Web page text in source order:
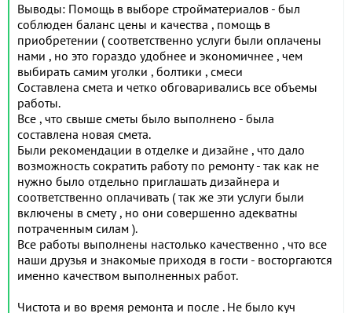
Выводы: Помощь в выборе стройматериалов - был
соблюден баланс цены и качества , помощь в
приобретении ( соответственно услуги были оплачены
нами , но это гораздо удобнее и экономичнее , чем
выбирать самим уголки , болтики , смеси
Составлена смета и четко обговаривались все объемы
работы.
Все , что свыше сметы было выполнено - была
составлена новая смета.
Были рекомендации в отделке и дизайне , что дало
возможность сократить работу по ремонту - так как не
нужно было отдельно приглашать дизайнера и
соответственно оплачивать ( так же эти услуги были
включены в смету , но они совершенно адекватны
потраченным силам ).
Все работы выполнены настолько качественно , что все
наши друзья и знакомые приходя в гости - восторгаются
именно качеством выполненных работ.
Чистота и во время ремонта и после . Не было куч